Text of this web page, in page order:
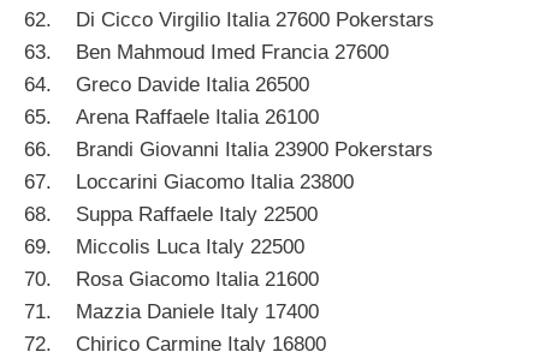
62. Di Cicco Virgilio Italia 27600 Pokerstars
63. Ben Mahmoud Imed Francia 27600
64. Greco Davide Italia 26500
65. Arena Raffaele Italia 26100
66. Brandi Giovanni Italia 23900 Pokerstars
67. Loccarini Giacomo Italia 23800
68. Suppa Raffaele Italy 22500
69. Miccolis Luca Italy 22500
70. Rosa Giacomo Italia 21600
71. Mazzia Daniele Italy 17400
72. Chirico Carmine Italy 16800